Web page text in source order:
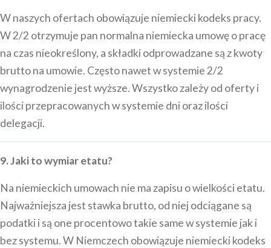
W naszych ofertach obowiązuje niemiecki kodeks pracy.
W 2/2 otrzymuje pan normalna niemiecka umowę o pracę
na czas nieokreślony, a składki odprowadzane są z kwoty
brutto na umowie. Często nawet w systemie 2/2
wynagrodzenie jest wyższe. Wszystko zależy od oferty i
ilości przepracowanych w systemie dni oraz ilości
delegacji.
9. Jaki to wymiar etatu?
Na niemieckich umowach nie ma zapisu o wielkości etatu.
Najważniejsza jest stawka brutto, od niej odciągane są
podatki i są one procentowo takie same w systemie jak i
bez systemu. W Niemczech obowiązuje niemiecki kodeks